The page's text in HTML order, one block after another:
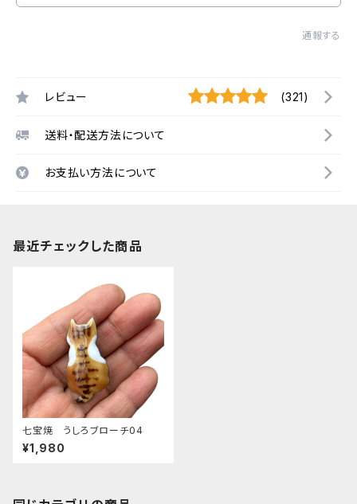
通報する
レビュー (321)
送料・配送方法について
お支払い方法について
最近チェックした商品
七宝焼 うしろブローチ04
¥1,980